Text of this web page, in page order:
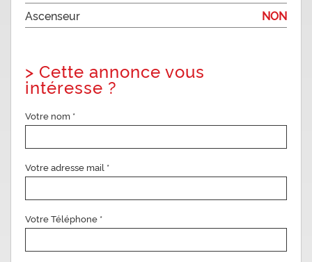
Ascenseur
NON
> Cette annonce vous
intéresse ?
Votre nom *
Votre adresse mail *
Votre Téléphone *